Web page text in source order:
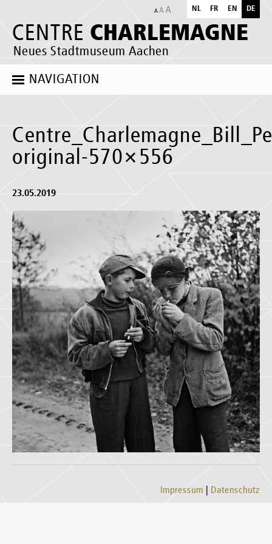
CENTRE CHARLEMAGNE
Neues Stadtmuseum Aachen
NL FR EN DE
NAVIGATION
original-570×556
23.05.2019
Impressum Datenschutz